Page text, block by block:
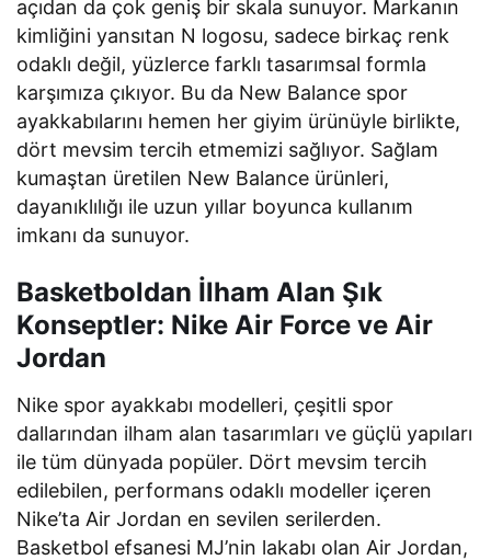
açıdan da çok geniş bir skala sunuyor. Markanın
kimliğini yansıtan N logosu, sadece birkaç renk
odaklı değil, yüzlerce farklı tasarımsal formla
karşımıza çıkıyor. Bu da New Balance spor
ayakkabılarını hemen her giyim ürünüyle birlikte,
dört mevsim tercih etmemizi sağlıyor. Sağlam
kumaştan üretilen New Balance ürünleri,
dayanıklılığı ile uzun yıllar boyunca kullanım
imkanı da sunuyor.
Basketboldan İlham Alan Şık
Konseptler: Nike Air Force ve Air
Jordan
Nike spor ayakkabı modelleri, çeşitli spor
dallarından ilham alan tasarımları ve güçlü yapıları
ile tüm dünyada popüler. Dört mevsim tercih
edilebilen, performans odaklı modeller içeren
Nike’ta Air Jordan en sevilen serilerden.
Basketbol efsanesi MJ’nin lakabı olan Air Jordan,